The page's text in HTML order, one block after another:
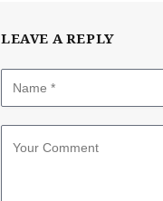
LEAVE A REPLY